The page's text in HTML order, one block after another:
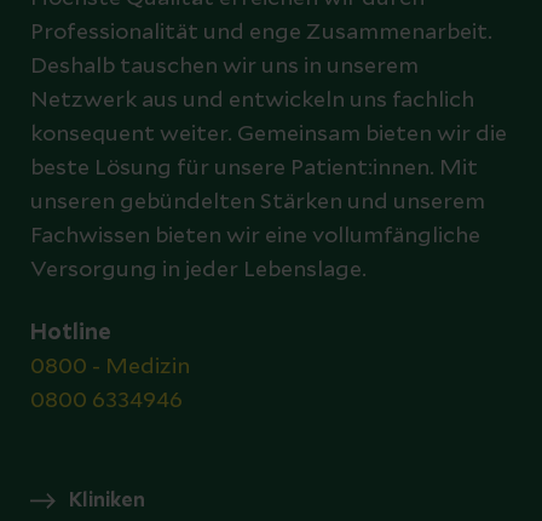
Professionalität und enge Zusammenarbeit.
Deshalb tauschen wir uns in unserem
Netzwerk aus und entwickeln uns fachlich
konsequent weiter. Gemeinsam bieten wir die
beste Lösung für unsere Patient:innen. Mit
unseren gebündelten Stärken und unserem
Fachwissen bieten wir eine vollumfängliche
Versorgung in jeder Lebenslage.
Hotline
0800 - Medizin
0800 6334946
Kliniken